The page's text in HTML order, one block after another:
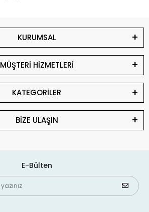
KURUMSAL
MÜŞTERİ HİZMETLERİ
KATEGORİLER
BİZE ULAŞIN
E-Bülten